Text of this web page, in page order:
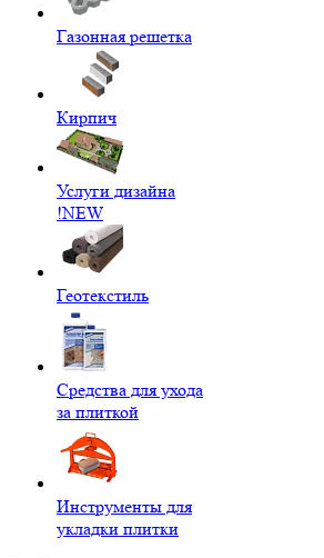
Газонная решетка
Кирпич
Услуги дизайна
!NEW
Геотекстиль
Средства для ухода
за плиткой
Инструменты для
укладки плитки